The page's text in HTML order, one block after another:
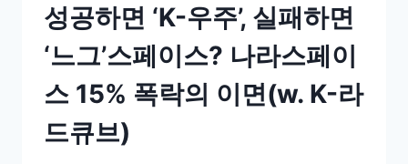
성공하면 ‘K-우주’, 실패하면
‘느그’스페이스? 나라스페이
스 15% 폭락의 이면(w. K-라
드큐브)